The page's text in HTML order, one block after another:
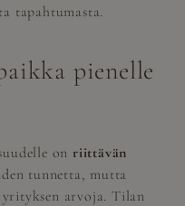
tapahtumasta.
pienelle
on riittävän
tunnetta, mutta
yrityksen arvoja. Tilan